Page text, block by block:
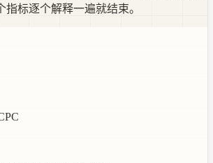
标逐个解释一遍就结束。